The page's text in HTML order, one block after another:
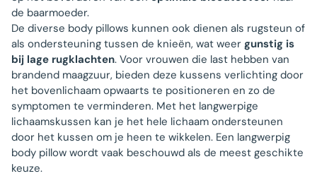
de baarmoeder.
De diverse body pillows kunnen ook dienen als rugsteun of
als ondersteuning tussen de knieën, wat weer gunstig is
bij lage rugklachten. Voor vrouwen die last hebben van
brandend maagzuur, bieden deze kussens verlichting door
het bovenlichaam opwaarts te positioneren en zo de
symptomen te verminderen. Met het langwerpige
lichaamskussen kan je het hele lichaam ondersteunen
door het kussen om je heen te wikkelen. Een langwerpig
body pillow wordt vaak beschouwd als de meest geschikte
keuze.